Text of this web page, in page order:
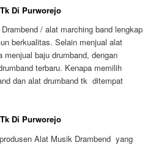
Di Purworejo
/ alat marching band lengkap
berkualitas. Selain menjual alat
baju drumband, dengan
terbaru. Kenapa memilih
dan alat drumband tk ditempat
Di Purworejo
Alat Musik Drambend yang